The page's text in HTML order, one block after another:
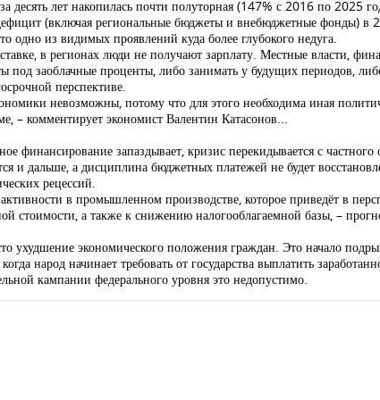
лет накопилась почти полуторная (147% с 2016 по 2025
(включая региональные бюджеты и внебюджетные фонды) в
одно из видимых проявлений куда более глубокого недуга.
в регионах люди не получают зарплату. Местные власти,
под заоблачные проценты, либо занимать у будущих периодов,
перспективе.
невозможны, потому что для этого необходима иная
– комментирует экономист Валентин Катасонов...
запаздывает, кризис перекидывается с частного
и дальше, а дисциплина бюджетных платежей не будет
рецессий.
в промышленном производстве, которое приведёт в
стоимости, а также к снижению налогооблагаемной базы, –
ухудшение экономического положения граждан. Это начало
народ начинает требовать от государства выплатить
кампании федерального уровня это недопустимо.